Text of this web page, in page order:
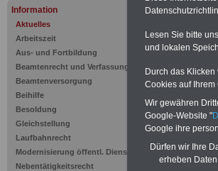
Information
Aktuelles
Arbeitszeit
Aus- und Fortbildung
Beamtenrecht und Verfassung
Beamtenversorgung
Beihilfe
Besoldung
Gleichstellung
Laufbahnrecht
Modernisierung öffentl. Dienst
Nebentätigkeitsrecht
PDF-
Lesen Sie bitte
und lokalen
Durch das
Cookies auf Ihrem
Wir gewähren
Google-Website "
Google ihre
Dürfen wir Ihre
erheben